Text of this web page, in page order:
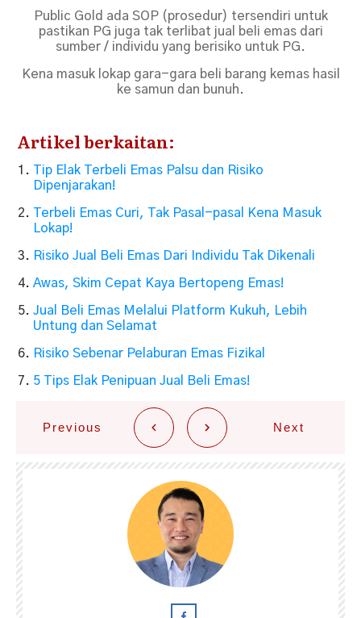
Public Gold ada SOP (prosedur) tersendiri untuk
pastikan PG juga tak terlibat jual beli emas dari
sumber / individu yang berisiko untuk PG.
Kena masuk lokap gara-gara beli barang kemas hasil
ke samun dan bunuh.
Artikel berkaitan:
Tip Elak Terbeli Emas Palsu dan Risiko
Dipenjarakan!
Terbeli Emas Curi, Tak Pasal-pasal Kena Masuk
Lokap!
Risiko Jual Beli Emas Dari Individu Tak Dikenali
Awas, Skim Cepat Kaya Bertopeng Emas!
Jual Beli Emas Melalui Platform Kukuh, Lebih
Untung dan Selamat
Risiko Sebenar Pelaburan Emas Fizikal
5 Tips Elak Penipuan Jual Beli Emas!
Previous Next